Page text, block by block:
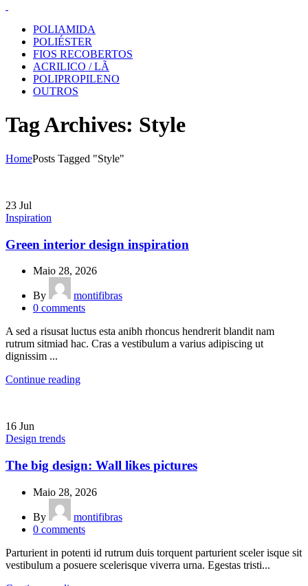
POLIAMIDA
POLIÉSTER
FIOS RECOBERTOS
ACRILICO / LÃ
POLIPROPILENO
OUTROS
Tag Archives: Style
HomePosts Tagged "Style"
23 Jul
Inspiration
Green interior design inspiration
Maio 28, 2026
By
montifibras
0 comments
A sed a risusat luctus esta anibh rhoncus hendrerit blandit nam
rutrum sitmiad hac. Cras a vestibulum a varius adipiscing ut
dignissim ...
Continue reading
16 Jun
Design trends
The big design: Wall likes pictures
Maio 28, 2026
By
montifibras
0 comments
Parturient in potenti id rutrum duis torquent parturient sceler isque sit
vestibulum a posuere scelerisque viverra urna. Egestas tristi...